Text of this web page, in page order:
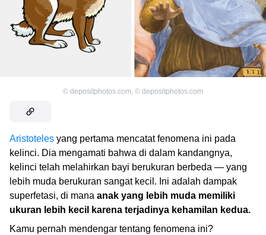
© depositphotos.com, © depositphotos.com
Aristoteles yang pertama mencatat fenomena ini pada
kelinci. Dia mengamati bahwa di dalam kandangnya,
kelinci telah melahirkan bayi berukuran berbeda — yang
lebih muda berukuran sangat kecil. Ini adalah dampak
superfetasi, di mana anak yang lebih muda memiliki
ukuran lebih kecil karena terjadinya kehamilan kedua.
Kamu pernah mendengar tentang fenomena ini?